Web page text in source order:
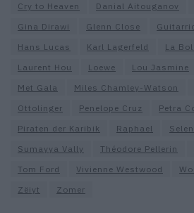
Cry to Heaven
Danial Aitouganov
Gina Dirawi
Glenn Close
Hans Lucas
Karl Lagerfeld La
Laurent Hou
Loewe Lou Jasmine
Met Gala
Miles Chamley-Watson
Ottolinger
Penelope Cruz
Petra
Piraten der Karibik
Raphael
Sumayya Vally
Théodore Pellerin
Tom Ford
Vivienne Westwood
Zëiyt
Zomer